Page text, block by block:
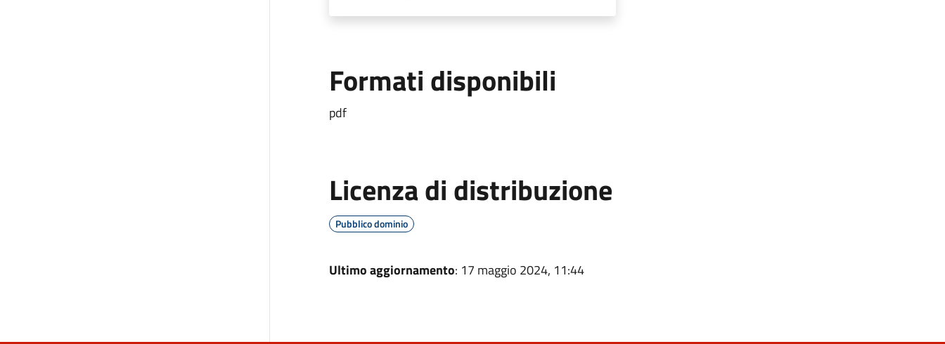
Formati disponibili
pdf
Licenza di distribuzione
Pubblico dominio
Ultimo aggiornamento: 17 maggio 2024, 11:44